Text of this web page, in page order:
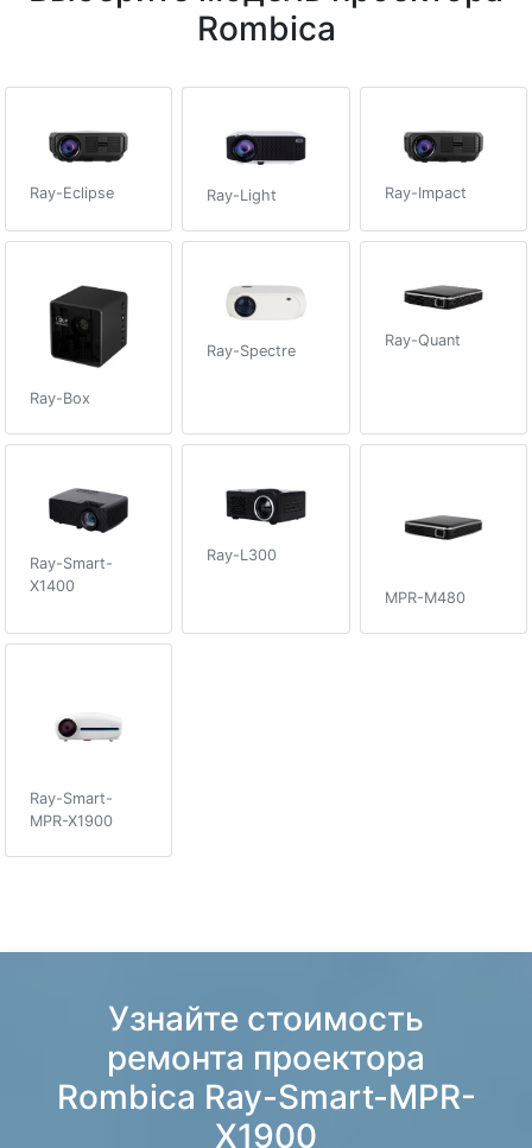
Rombica
Ray-Eclipse Ray-Light Ray-Impact
Ray-Box
Ray-Spectre
Ray-Quant
Ray-Smart-
X1400
Ray-L300
MPR-M480
Ray-Smart-
MPR-X1900
Узнайте стоимость
ремонта проектора
Rombica Ray-Smart-MPR-
X1900